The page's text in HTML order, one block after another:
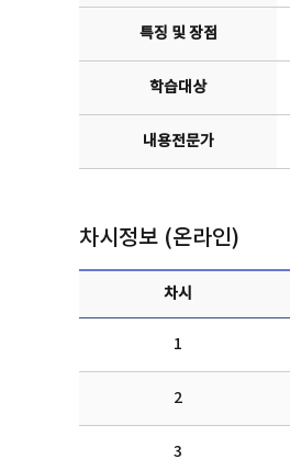
특징 및 장점
학습대상
내용전문가
차시정보 (온라인)
차시
1
2
3